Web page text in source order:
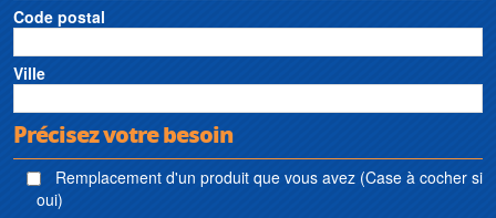
Code postal
Ville
Précisez votre besoin
Remplacement d'un produit que vous avez (Case à cocher si
oui)